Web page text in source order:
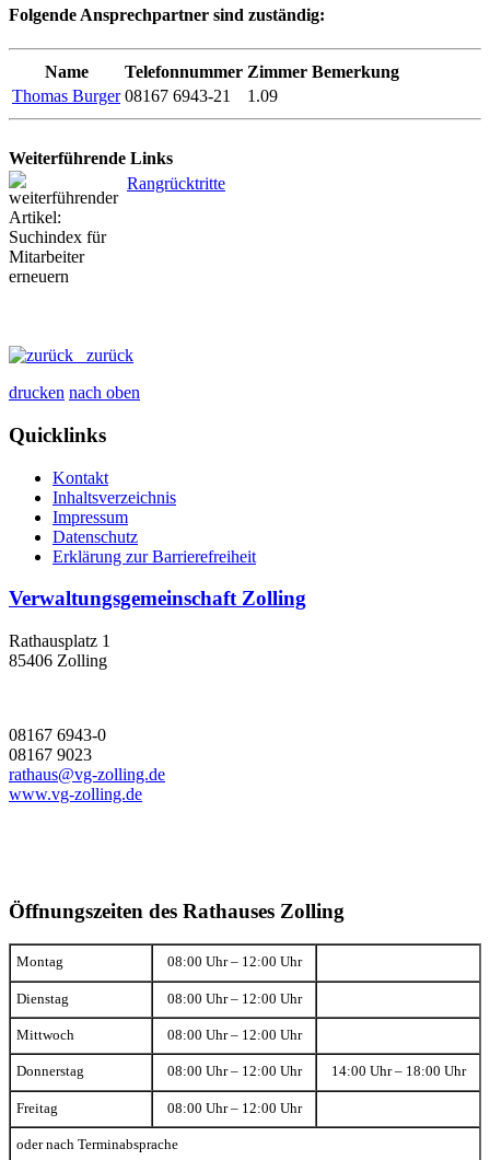
Folgende Ansprechpartner sind zuständig:
Name Telefonnummer Zimmer Bemerkung
Thomas Burger 08167 6943-21 1.09
Weiterführende Links
Rangrücktritte
zurück
drucken nach oben
Quicklinks
Kontakt
Inhaltsverzeichnis
Impressum
Datenschutz
Erklärung zur Barrierefreiheit
Verwaltungsgemeinschaft Zolling
Rathausplatz 1
85406 Zolling
08167 6943-0
08167 9023
rathaus@vg-zolling.de
www.vg-zolling.de
Öffnungszeiten des Rathauses Zolling
Montag 08:00 Uhr – 12:00 Uhr
Dienstag 08:00 Uhr – 12:00 Uhr
Mittwoch 08:00 Uhr – 12:00 Uhr
Donnerstag 08:00 Uhr – 12:00 Uhr 14:00 Uhr – 18:00 Uhr
Freitag 08:00 Uhr – 12:00 Uhr
oder nach Terminabsprache